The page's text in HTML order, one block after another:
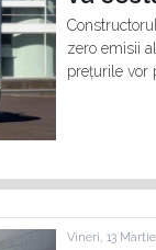
zero emisii
prețurile vor
Vineri, 13 Martie